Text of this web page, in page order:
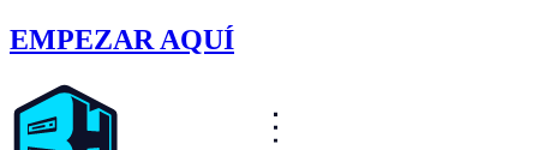
EMPEZAR AQUÍ